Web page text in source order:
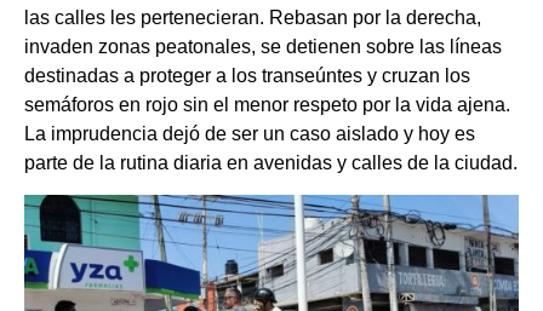
las calles les pertenecieran. Rebasan por la derecha,
invaden zonas peatonales, se detienen sobre las líneas
destinadas a proteger a los transeúntes y cruzan los
semáforos en rojo sin el menor respeto por la vida ajena.
La imprudencia dejó de ser un caso aislado y hoy es
parte de la rutina diaria en avenidas y calles de la ciudad.